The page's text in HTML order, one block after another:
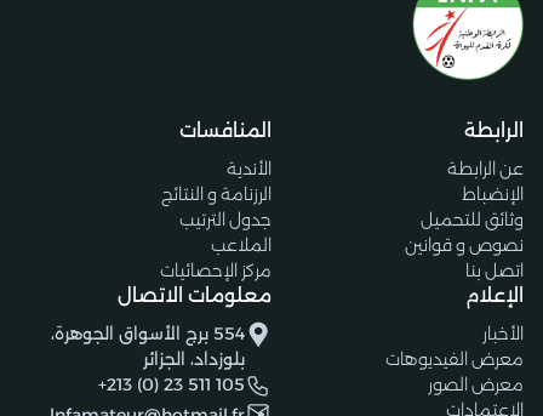
الرابطة
عن الرابطة
الإنضباط
وثائق للتحميل
نصوص و قوانين
اتصل بنا
المنافسات
الأندية
الرزنامة و النتائج
جدول الترتيب
الملاعب
مركز الإحصائيات
الإعلام
الأخبار
معرض الفيديوهات
معرض الصور
الإعتمادات
معلومات الاتصال
554 برج الأسواق الجوهرة،
بلوزداد، الجزائر
+213 (0) 23 511 105